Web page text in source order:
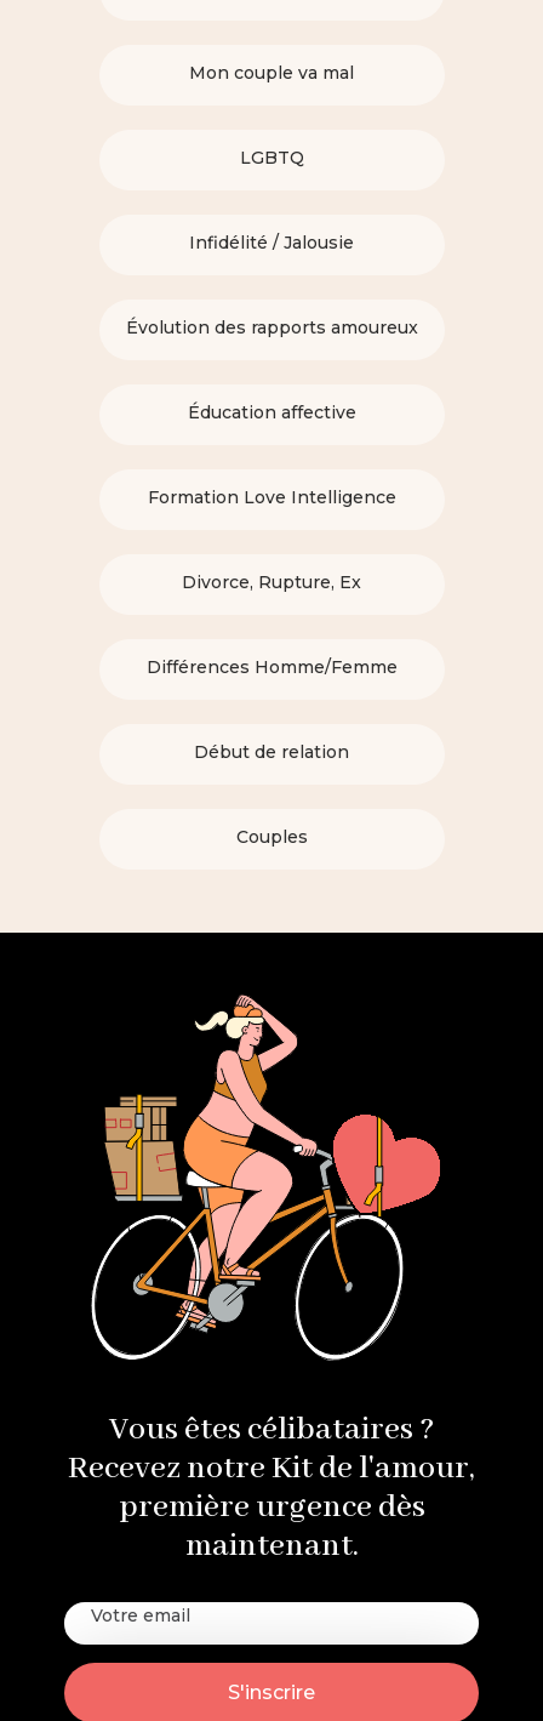
Mon couple va mal
LGBTQ
Infidélité / Jalousie
Évolution des rapports amoureux
Éducation affective
Formation Love Intelligence
Divorce, Rupture, Ex
Différences Homme/Femme
Début de relation
Couples
Vous êtes célibataires ?
Recevez notre Kit de l'amour,
première urgence dès
maintenant.